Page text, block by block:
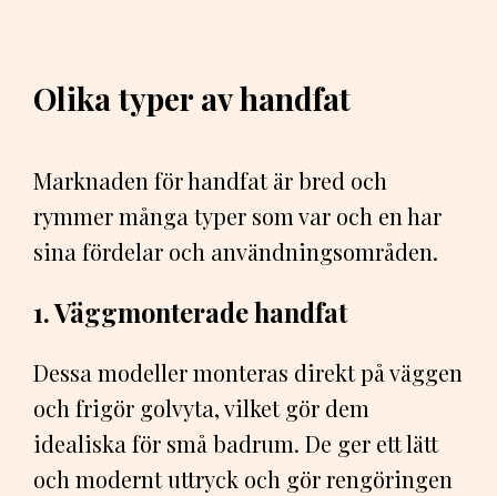
Olika typer av handfat
Marknaden för handfat är bred och
rymmer många typer som var och en har
sina fördelar och användningsområden.
1. Väggmonterade handfat
Dessa modeller monteras direkt på väggen
och frigör golvyta, vilket gör dem
idealiska för små badrum. De ger ett lätt
och modernt uttryck och gör rengöringen